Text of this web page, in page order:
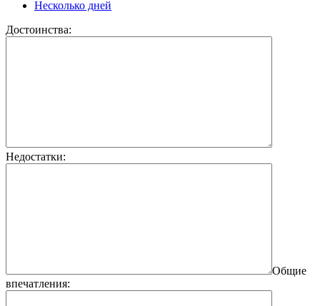
Несколько дней
Достоинства:
Недостатки:
Общие
впечатления: